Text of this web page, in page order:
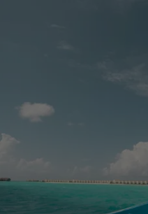
and make your visit